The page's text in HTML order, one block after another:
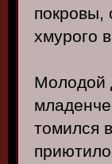
покровы,
хмурого
Молодой
томился